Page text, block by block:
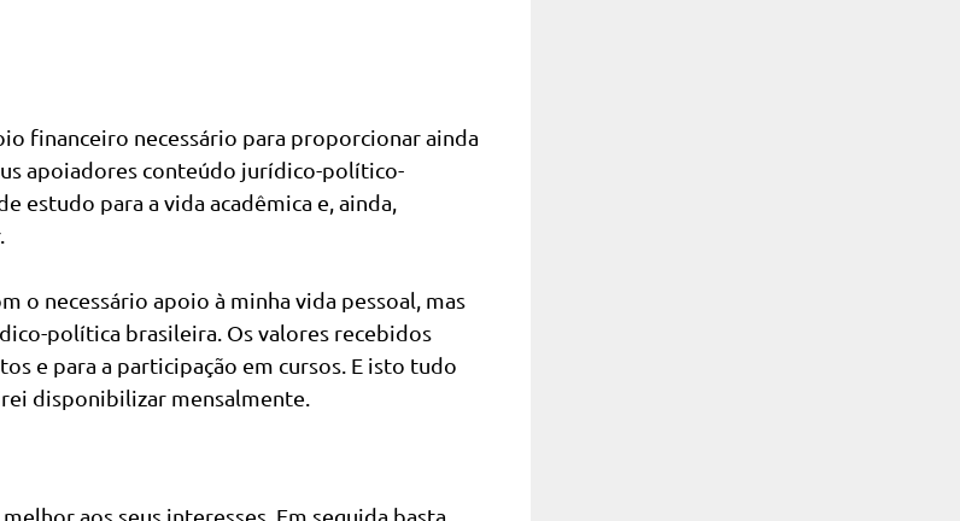
financeiro necessário para proporcionar ainda
apoiadores conteúdo jurídico-político-
para a vida acadêmica e, ainda,
o necessário apoio à minha vida pessoal, mas
política brasileira. Os valores recebidos
e para a participação em cursos. E isto tudo
disponibilizar mensalmente.
aos seus interesses. Em seguida basta